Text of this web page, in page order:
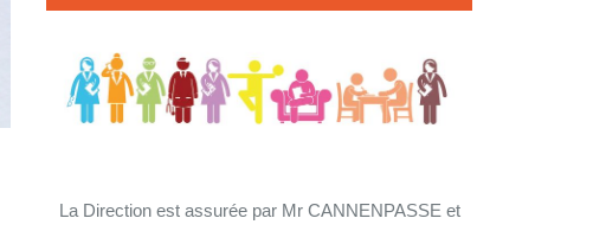
La Direction est assurée par Mr CANNENPASSE et